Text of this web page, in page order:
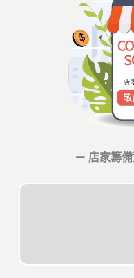
－ 店家籌